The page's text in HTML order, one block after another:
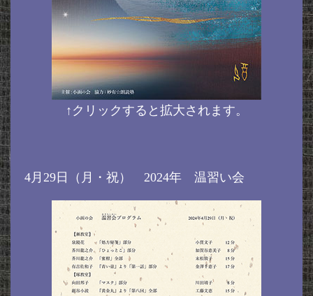
↑クリックすると拡大されます。
4月29日（月・祝） 2024年 温習い会